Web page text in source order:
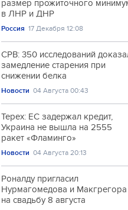
размер прожиточного
в ЛНР и ДНР
Россия 17 Декабря 12:08
CPB: 350 исследований
замедление старения при
снижении белка
Новости 04 Августа 00:43
Терех: ЕС задержал кредит,
Украина не вышла на 2555
ракет «Фламинго»
Новости 04 Августа 20:13
Роналду пригласил
Нурмагомедова и Макгрегора
на свадьбу 8 августа